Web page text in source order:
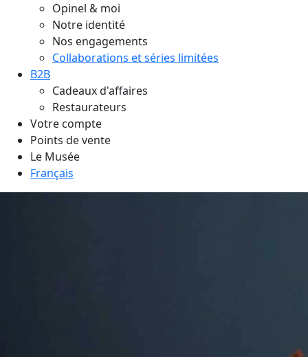
Opinel & moi
Notre identité
Nos engagements
Collaborations et séries limitées
B2B
Cadeaux d'affaires
Restaurateurs
Votre compte
Points de vente
Le Musée
Français